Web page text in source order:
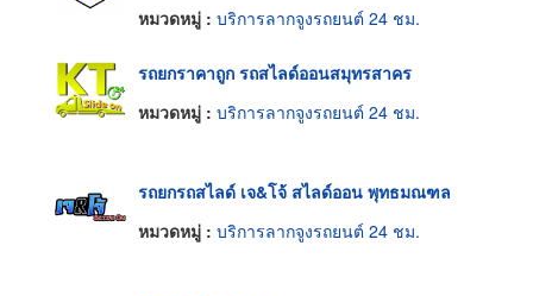
หมวดหมู่ : บริการลากจูงรถยนต์ 24 ชม.
รถยกราคาถูก รถสไลด์ออนสมุทรสาคร
หมวดหมู่ : บริการลากจูงรถยนต์ 24 ชม.
รถยกรถสไลด์ เจ&โจ้ สไลด์ออน พุทธมณฑล
หมวดหมู่ : บริการลากจูงรถยนต์ 24 ชม.